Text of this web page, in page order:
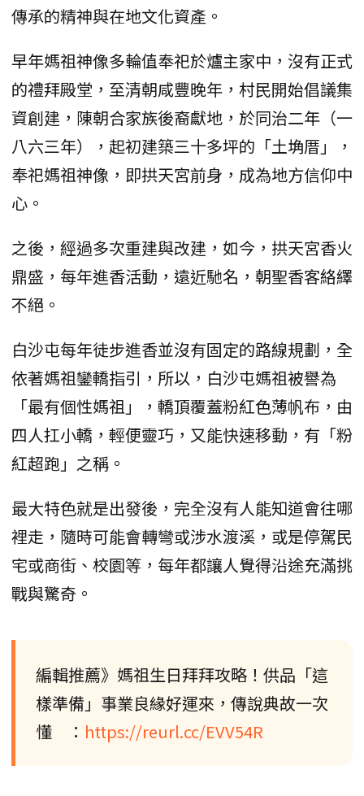
傳承的精神與在地文化資產。
早年媽祖神像多輪值奉祀於爐主家中，沒有正式
的禮拜殿堂，至清朝咸豐晚年，村民開始倡議集
資創建，陳朝合家族後裔獻地，於同治二年（一
八六三年），起初建築三十多坪的「土埆厝」，
奉祀媽祖神像，即拱天宮前身，成為地方信仰中
心。
之後，經過多次重建與改建，如今，拱天宮香火
鼎盛，每年進香活動，遠近馳名，朝聖香客絡繹
不絕。
白沙屯每年徒步進香並沒有固定的路線規劃，全
依著媽祖鑾轎指引，所以，白沙屯媽祖被譽為
「最有個性媽祖」，轎頂覆蓋粉紅色薄帆布，由
四人扛小轎，輕便靈巧，又能快速移動，有「粉
紅超跑」之稱。
最大特色就是出發後，完全沒有人能知道會往哪
裡走，隨時可能會轉彎或涉水渡溪，或是停駕民
宅或商街、校園等，每年都讓人覺得沿途充滿挑
戰與驚奇。
編輯推薦》媽祖生日拜拜攻略！供品「這
樣準備」事業良緣好運來，傳說典故一次
懂 ： https://reurl.cc/EVV54R